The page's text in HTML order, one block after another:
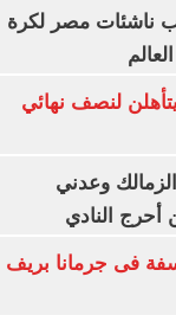
ناشئات مصر لكرة
لنصف نهائي
وعدني
أحرج النادي
فى جرمانا بريف